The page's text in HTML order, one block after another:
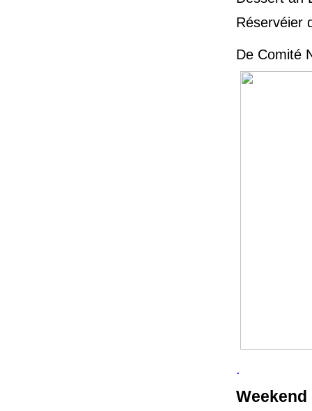
Réservéier
De Comité
.
Weekend